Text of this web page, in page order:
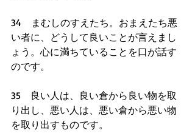
34　まむしのすえたち。おまえたち悪
い者に、どうして良いことが言えまし
ょう。心に満ちていることを口が話す
のです。
35　良い人は、良い倉から良い物を取
り出し、悪い人は、悪い倉から悪い物
を取り出すものです。